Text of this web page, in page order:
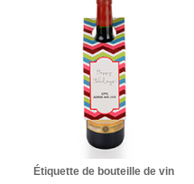
Étiquette de bouteille de vin